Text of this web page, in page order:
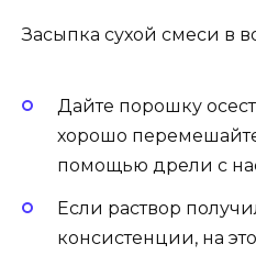
Засыпка сухой смеси в
Дайте порошку
хорошо
помощью дрели с
Если раствор
консистенции, на